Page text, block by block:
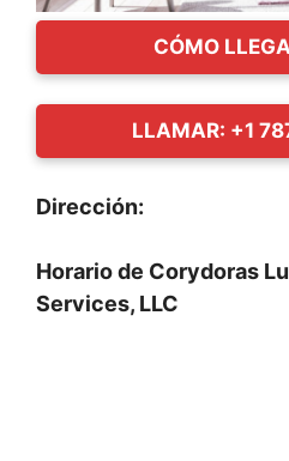
CÓMO
LLAMAR: +1
Dirección:
Horario de Corydoras
Services, LLC